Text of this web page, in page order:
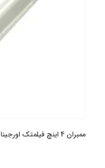
ممبران 4 اینچ فیلمتک اورجینال FILMTEC BW30-4040